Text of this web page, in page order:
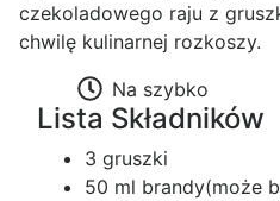
czekoladowego raju z
chwilę kulinarnej rozkoszy.
Na szybko
Lista Składników
3 gruszki
50 ml brandy(może